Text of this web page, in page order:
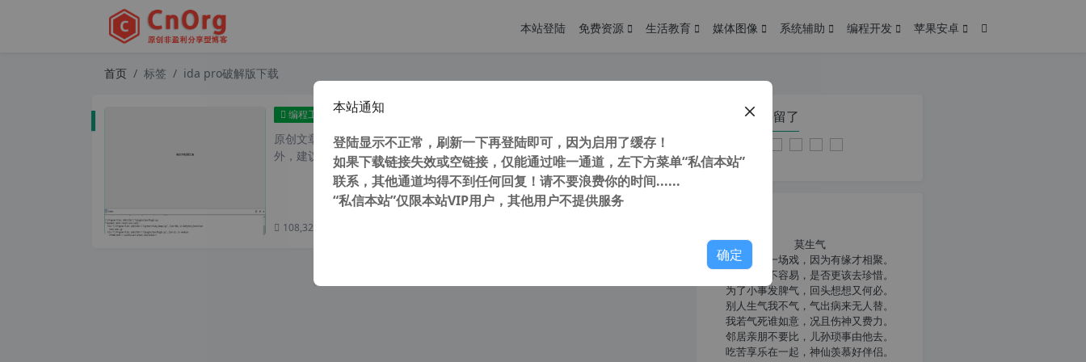
本站登陆 免费资源 生活教育 媒体图像 系统辅助 编程开发 苹果安卓
首页 标签 ida pro破解版下载
编程工具 IDA Pro v7.7 32/64位 全插件中文版 交互式反汇编工具 静态逆向工具
原创文章，转载请注明： 转载自cnorg.12hp.de 注意：由于网站空间位于国
外，建议避开晚上的访问高峰期...
108,324 次浏览
您在本页停留了
莫生气
人生就像一场戏，因为有缘才相聚。
相扶到老不容易，是否更该去珍惜。
为了小事发脾气，回头想想又何必。
别人生气我不气，气出病来无人替。
我若气死谁如意，况且伤神又费力。
邻居亲朋不要比，儿孙琐事由他去。
吃苦享乐在一起，神仙羡慕好伴侣。
本站通知
登陆显示不正常，刷新一下再登陆即可，因为启用了缓存！
如果下载链接失效或空链接，仅能通过唯一通道，左下方菜单“私信本站”
联系，其他通道均得不到任何回复！请不要浪费你的时间......
“私信本站”仅限本站VIP用户，其他用户不提供服务
确定